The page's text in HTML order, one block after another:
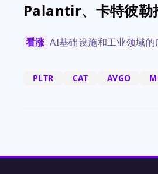
Palantir、卡特彼勒
看涨 AI基础设施和工业领域的
PLTR CAT AVGO